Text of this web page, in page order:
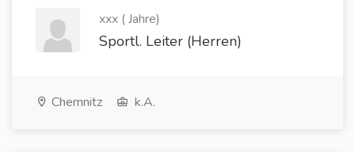
xxx ( Jahre)
Sportl. Leiter (Herren)
Chemnitz k.A.